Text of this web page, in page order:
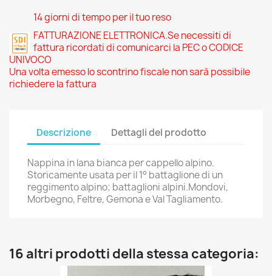
14 giorni di tempo per il tuo reso
FATTURAZIONE ELETTRONICA.Se necessiti di
fattura ricordati di comunicarci la PEC o CODICE
UNIVOCO
Una volta emesso lo scontrino fiscale non sarà possibile
richiedere la fattura
Descrizione Dettagli del prodotto
Nappina in lana bianca per cappello alpino.
Storicamente usata per il 1° battaglione di un
reggimento alpino; battaglioni alpini.Mondovi,
Morbegno, Feltre, Gemona e Val Tagliamento.
16 altri prodotti della stessa categoria: